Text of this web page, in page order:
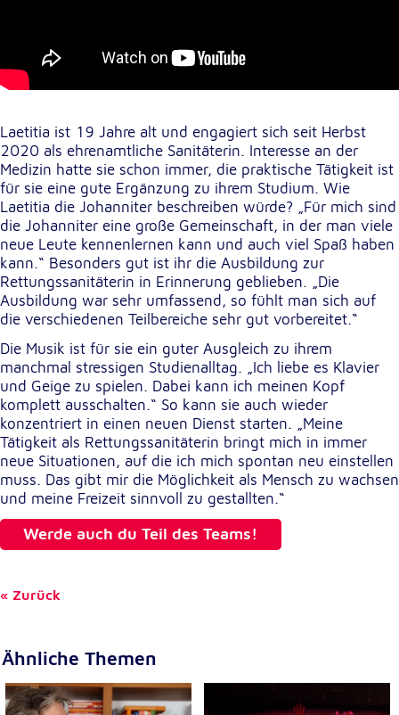
Laetitia ist 19 Jahre alt und engagiert sich seit Herbst
2020 als ehrenamtliche Sanitäterin. Interesse an der
Medizin hatte sie schon immer, die praktische Tätigkeit ist
für sie eine gute Ergänzung zu ihrem Studium. Wie
Laetitia die Johanniter beschreiben würde? „Für mich sind
die Johanniter eine große Gemeinschaft, in der man viele
neue Leute kennenlernen kann und auch viel Spaß haben
kann.“ Besonders gut ist ihr die Ausbildung zur
Rettungssanitäterin in Erinnerung geblieben. „Die
Ausbildung war sehr umfassend, so fühlt man sich auf
die verschiedenen Teilbereiche sehr gut vorbereitet.“
Die Musik ist für sie ein guter Ausgleich zu ihrem
manchmal stressigen Studienalltag. „Ich liebe es Klavier
und Geige zu spielen. Dabei kann ich meinen Kopf
komplett ausschalten.“ So kann sie auch wieder
konzentriert in einen neuen Dienst starten. „Meine
Tätigkeit als Rettungssanitäterin bringt mich in immer
neue Situationen, auf die ich mich spontan neu einstellen
muss. Das gibt mir die Möglichkeit als Mensch zu wachsen
und meine Freizeit sinnvoll zu gestallten.“
Werde auch du Teil des Teams!
Zurück
Ähnliche Themen
Externe Dienste
Um Inhalte von Videoplattformen und
Kartendiensten anzeigen zu können, werden von
YouTube
Anbieter:
Google LLC
Zweck:
Einbinden und Anzeigen von Videos
Google Maps
Name:
NID
Anbieter:
Google LLC
Zweck:
Einbinden von interaktiven Google Karten
Cookie Laufzeit:
6 Monate